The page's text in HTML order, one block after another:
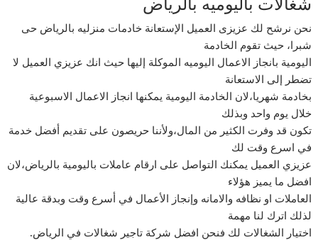
شغالات باليوميه بالرياض
نحن نرشح لك عزيزى العميل الإستعانة خادمات منزليه بالرياض حى
شبرا، حيث تقوم الخادمة
اليومية بانجاز الاعمال اليوميه الموكلة إليها حيث انك عزيزي العميل لا
تضطر إلى الاستعانة
بخادمة شهريا،لان الخادمة اليومية يمكنها انجاز الاعمال الاسبوعية
خلال يوم واحد وبذلك
تكون قد وفرت الكثير من المال،ولأننا حريصون على تقديم أفضل خدمة
في اسرع وقت لك
عزيزي العميل يمكنك التواصل على ارقام عاملات باليومية بالرياض،لان
افضل ما يميز هؤلاء
العاملات او نظافه والامانه وإنجاز الأعمال في أسرع وقت وبدقة عالية
لذلك اترك لنا مهمة
اختيار الشغالات لك فنحن افضل شركة تاجير شغالات في الرياض.